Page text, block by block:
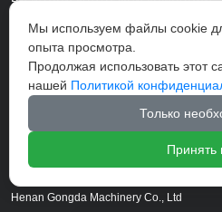
Henan Gongda Machinery Co., Ltd
Мы используем файлы cookie
опыта просмотра.
Продолжая использовать этот
нашей Политикой
Только
Принять